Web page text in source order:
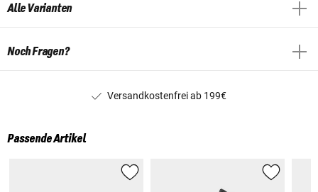
Alle Varianten
Noch Fragen?
Versandkostenfrei ab 199€
Passende Artikel